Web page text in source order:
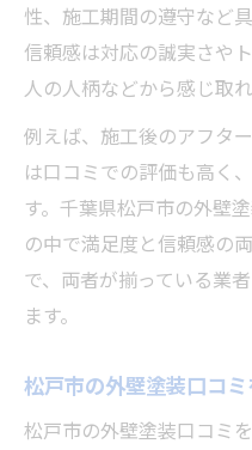
性、施工期間の遵守など
信頼感は対応の誠実さや
人の人柄などから感じ取れ
例えば、施工後のアフタ
は口コミでの評価も高く
す。千葉県松戸市の外壁
の中で満足度と信頼感の
で、両者が揃っている業
ます。
松戸市の外壁塗装口コ
松戸市の外壁塗装口コミ